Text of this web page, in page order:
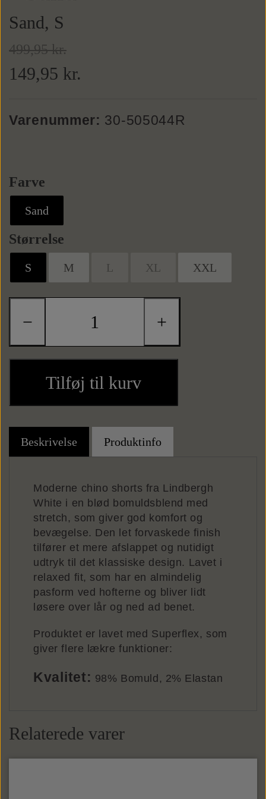
Tekstilbælter
Slips
Sand, S
499,95 kr.
149,95 kr.
Varenummer: 30-505044R
Farve
Sand
Størrelse
S M L XL XXL
− +
Tilføj til kurv
Beskrivelse Produktinfo
Moderne chino shorts fra Lindbergh
White i en blød bomuldsblend med
stretch, som giver god komfort og
bevægelse. Den let forvaskede finish
tilfører et mere afslappet og nutidigt
udtryk til det klassiske design. Lavet i
relaxed fit, som har en almindelig
pasform ved hofterne og bliver lidt
løsere over lår og ned ad benet.
Produktet er lavet med Superflex, som
giver flere lækre funktioner:
Kvalitet: 98% Bomuld, 2% Elastan
Relaterede varer